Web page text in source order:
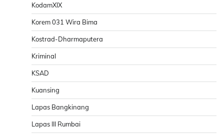
KodamXIX
Korem 031 Wira Bima
Kostrad-Dharmaputera
Kriminal
KSAD
Kuansing
Lapas Bangkinang
Lapas III Rumbai